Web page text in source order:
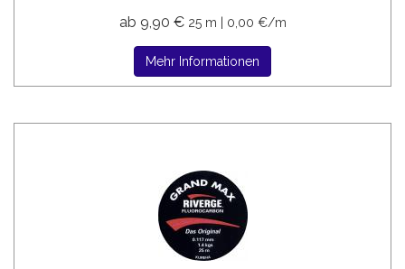
ab 9,90 € 25 m | 0,00 €/m
Mehr Informationen